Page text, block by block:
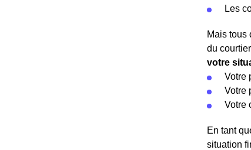
Les
Mais tous
du
votre
Votre
Votre
Votre
En tant
situation